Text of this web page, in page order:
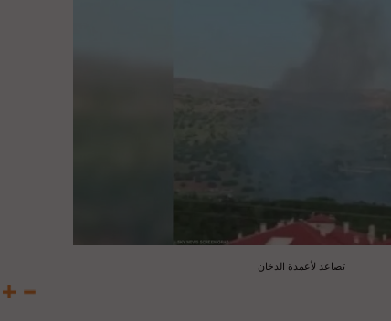
تصاعد لأعمدة الدخان